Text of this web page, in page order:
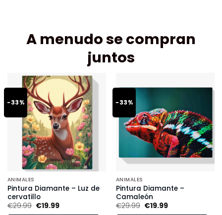
A menudo se compran
juntos
-33%
ANIMALES
Pintura Diamante – Luz de
cervatillo
€29.99 €19.99
-33%
ANIMALES
Pintura Diamante –
Camaleón
€29.99 €19.99